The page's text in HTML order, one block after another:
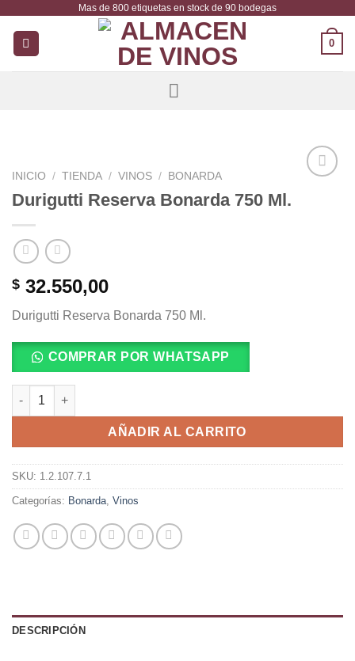
contenido
Mas de 800 etiquetas en stock de 90 bodegas
0
INICIO / TIENDA / VINOS / BONARDA
Durigutti Reserva Bonarda 750 Ml.
$ 32.550,00
Durigutti Reserva Bonarda 750 Ml.
COMPRAR POR WHATSAPP
Durigutti Reserva Bonarda 750 Ml. cantidad
AÑADIR AL CARRITO
SKU: 1.2.107.7.1
Categorías: Bonarda Vinos
DESCRIPCIÓN